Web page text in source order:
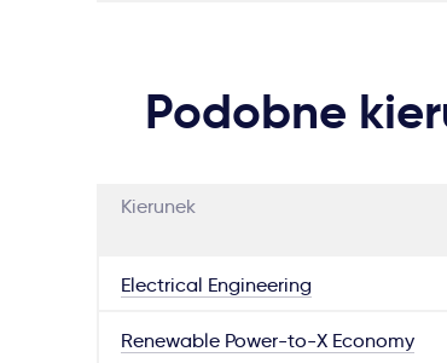
Podobne
Kierunek
Electrical Engineering
Renewable Power-to-X Economy